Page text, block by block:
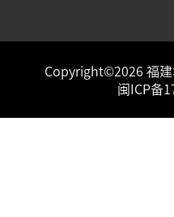
Copyright©2026 福
闽ICP备